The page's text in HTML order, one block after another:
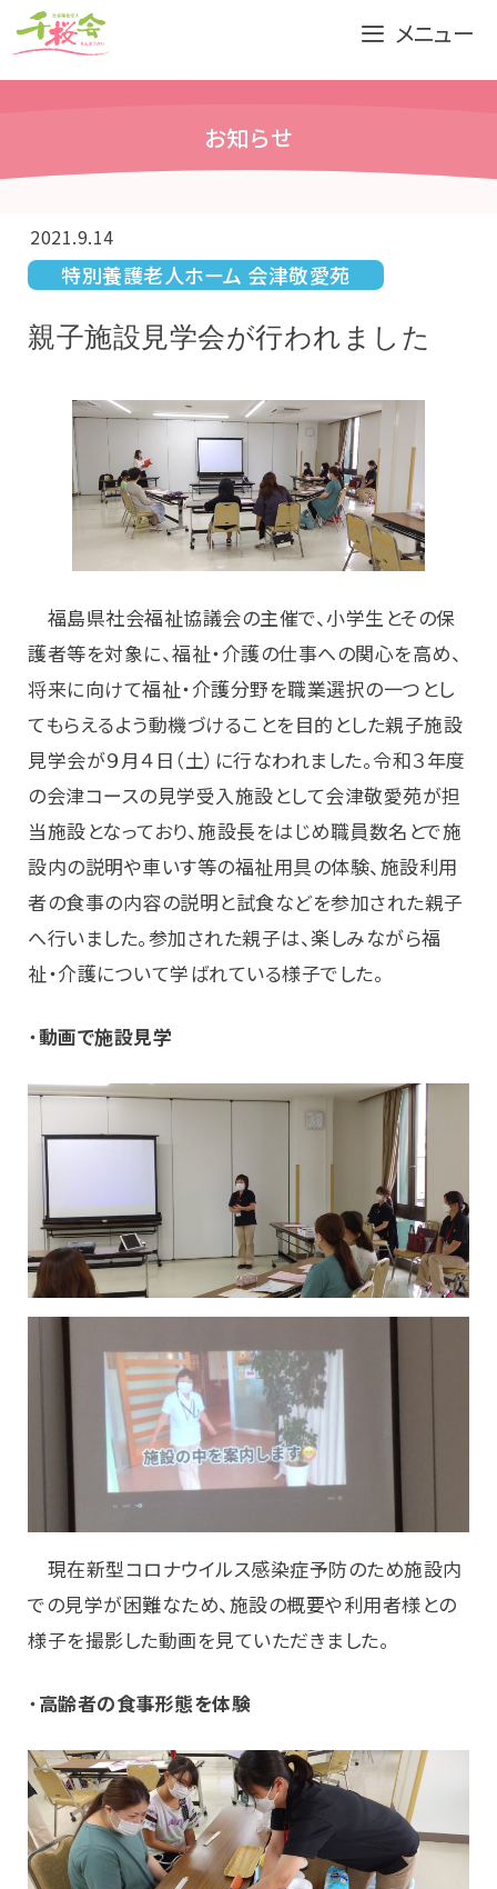
テ
メニュー
お知らせ
2021.9.14
特別養護老人ホーム 会津敬愛苑
親子施設見学会が行われました
福島県社会福祉協議会の主催で、小学生とその保
護者等を対象に、福祉・介護の仕事への関心を高め、
将来に向けて福祉・介護分野を職業選択の一つとし
てもらえるよう動機づけることを目的とした親子施設
見学会が９月４日（土）に行なわれました。令和３年度
の会津コースの見学受入施設として会津敬愛苑が担
当施設となっており、施設長をはじめ職員数名とで施
設内の説明や車いす等の福祉用具の体験、施設利用
者の食事の内容の説明と試食などを参加された親子
へ行いました。参加された親子は、楽しみながら福
祉・介護について学ばれている様子でした。
・動画で施設見学
現在新型コロナウイルス感染症予防のため施設内
での見学が困難なため、施設の概要や利用者様との
様子を撮影した動画を見ていただきました。
・高齢者の食事形態を体験